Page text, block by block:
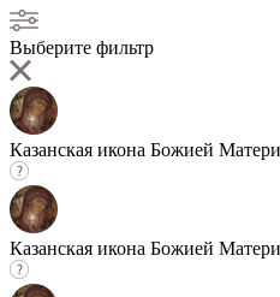
Выберите фильтр
Казанская икона Божией Матери
Казанская икона Божией Матери